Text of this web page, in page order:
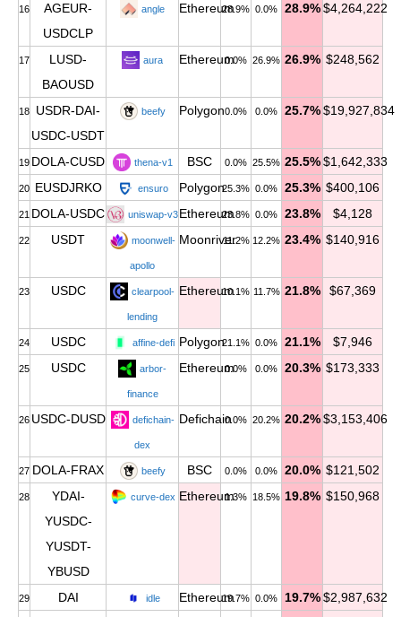
16
AGEUR-
USDCLP
angle Ethereum28.9% 0.0% 28.9% $4,264,222
17
LUSD-
BAOUSD
aura Ethereum0.0% 26.9% 26.9% $248,562
18
USDR-DAI-
USDC-USDT
beefy Polygon0.0% 0.0% 25.7% $19,927,834
19 DOLA-CUSD thena-v1 BSC 0.0% 25.5% 25.5% $1,642,333
20 EUSDJRKO ensuro Polygon25.3% 0.0% 25.3% $400,106
21 DOLA-USDC uniswap-v3Ethereum23.8% 0.0% 23.8% $4,128
22 USDT moonwell-
apollo
Moonriver11.2% 12.2% 23.4% $140,916
23 USDC clearpool-
lending
Ethereum10.1% 11.7% 21.8% $67,369
24 USDC affine-defi Polygon21.1% 0.0% 21.1% $7,946
25 USDC arbor-
finance
Ethereum0.0% 0.0% 20.3% $173,333
26 USDC-DUSD defichain-
dex
Defichain0.0% 20.2% 20.2% $3,153,406
27 DOLA-FRAX beefy BSC 0.0% 0.0% 20.0% $121,502
28
YDAI-
YUSDC-
YUSDT-
YBUSD
curve-dex Ethereum1.3% 18.5% 19.8% $150,968
29 DAI idle Ethereum19.7% 0.0% 19.7% $2,987,632